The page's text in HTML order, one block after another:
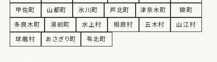
甲佐町
山都町 氷川町 芦北町 津奈木町
錦町
多良木町
湯前町 水上村 相良村 五木村
山江村
球磨村
あさぎり町 苓北町